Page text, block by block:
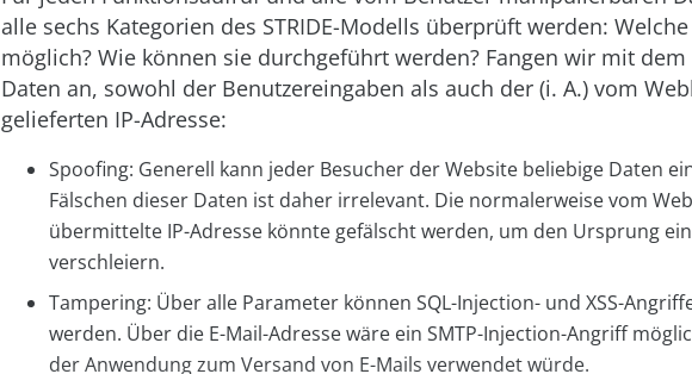
alle sechs Kategorien des STRIDE-Modells überprüft werden:
möglich? Wie können sie durchgeführt werden? Fangen wir mit
Daten an, sowohl der Benutzereingaben als auch der (i. A.) vom
gelieferten IP-Adresse:
Spoofing: Generell kann jeder Besucher der Website beliebige Daten
Fälschen dieser Daten ist daher irrelevant. Die normalerweise vom
übermittelte IP-Adresse könnte gefälscht werden, um den Ursprung
verschleiern.
Tampering: Über alle Parameter können SQL-Injection- und XSS-
werden. Über die E-Mail-Adresse wäre ein SMTP-Injection-Angriff
der Anwendung zum Versand von E-Mails verwendet würde.